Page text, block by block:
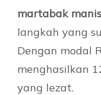
martabak
langkah yang
Dengan modal
menghasilkan
yang lezat.